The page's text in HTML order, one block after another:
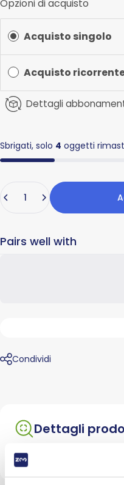
Opzioni di acquisto
Acquisto singolo
Acquisto
Dettagli
Sbrigati, solo 4 oggetti
Pairs well with
Condividi
Dettagli
Alimento dietetico